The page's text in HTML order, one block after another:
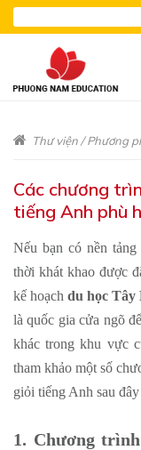
Thư viện/Phương
Các chương
tiếng Anh phù
Nếu bạn có nền
thời khát khao được
kế hoạchdu học Tây
là quốc gia cửa ngõ
khác trong khu vực
tham khảo một số
giỏi tiếng Anh sau đây
1. Chương